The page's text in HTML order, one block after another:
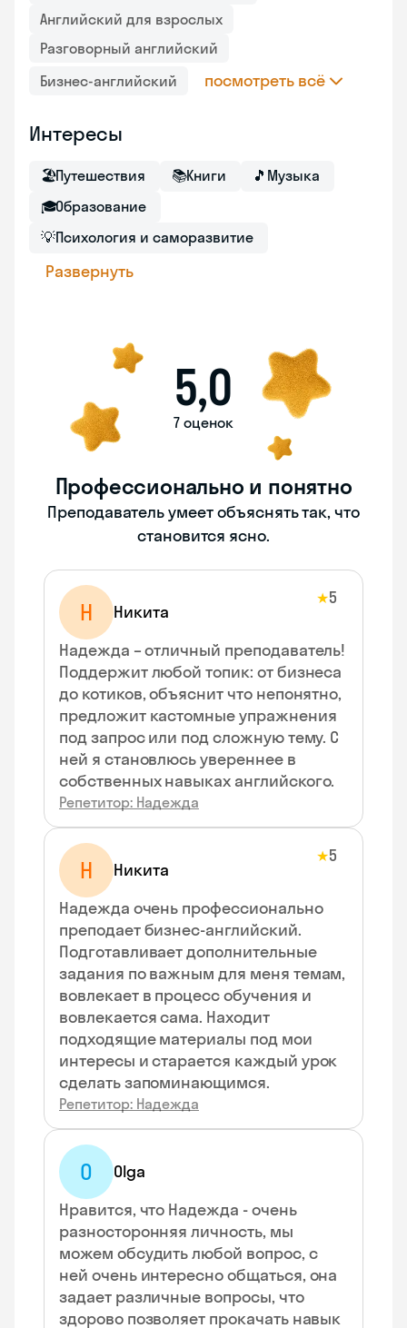
Английский для взрослых
Разговорный английский
Бизнес-английский
посмотреть всё
Интересы
🏖Путешествия 📚Книги 🎵 Музыка
🎓Образование
💡Психология и саморазвитие
Развернуть
5,0
7 оценок
Профессионально и понятно
Преподаватель умеет объяснять так, что
становится ясно.
Н Никита
★5
Надежда – отличный преподаватель!
Поддержит любой топик: от бизнеса
до котиков, объяснит что непонятно,
предложит кастомные упражнения
под запрос или под сложную тему. С
ней я становлюсь увереннее в
собственных навыках английского.
Репетитор: Надежда
Н Никита
★5
Надежда очень профессионально
преподает бизнес-английский.
Подготавливает дополнительные
задания по важным для меня темам,
вовлекает в процесс обучения и
вовлекается сама. Находит
подходящие материалы под мои
интересы и старается каждый урок
сделать запоминающимся.
Репетитор: Надежда
O
Olga
Нравится, что Надежда - очень
разносторонняя личность, мы
можем обсудить любой вопрос, с
ней очень интересно общаться, она
задает различные вопросы, что
здорово позволяет прокачать навык